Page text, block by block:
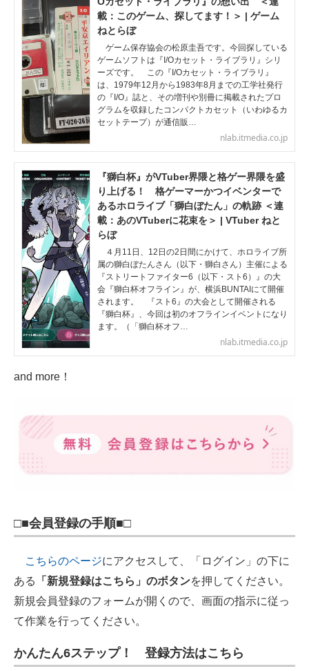
載：このゲーム、探してます！＞ | ゲーム
ねとらぼ
ゲーム保存協会の松原圭吾です。今回探している
ゲームソフトは『I/Oカセット・ライブラリ』シリ
ーズです。 この『I/Oカセット・ライブラリ』
は、1979年12月から1983年8月までの工学社発行
の『I/O』誌と、その増刊や別冊に掲載されたプロ
グラムを収録したコンパクトカセット（いわゆるカ
セットテープ）が通信販…
nlab.itmedia.co.jp
『獅白杯』がVTuber界隈と格ゲー界隈を盛
り上げる！ 格ゲーマーかつイベンターで
あるホロライブ「獅白ぼたん」の軌跡 ＜連
載：あのVTuberに花束を＞ | VTuber ねと
らぼ
４月11日、12日の2日間にかけて、ホロライブ所
属の獅白ぼたんさん（以下・獅白さん）主催による
『ストリートファイター6（以下・スト6）』の大
会『獅白杯オフライン』が、横浜BUNTAIにて開催
されます。 『スト6』の大会として開催される
『獅白杯』、今回は初のオフラインイベントになり
ます。（「獅白杯オフ…
nlab.itmedia.co.jp
and more！
□■会員登録の手順■□
こちらのページにアクセスして、「ログイン」の下に
ある
「新規登録はこちら」のボタンを押してください。
新規会員登録のフォームが開くので、画面の指示に従っ
て作業を行ってください。
かんたん6ステップ！ 登録方法はこちら